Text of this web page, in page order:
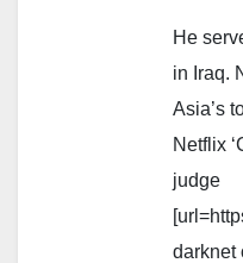
He
in Iraq.
Asia’s
Netflix
judge
darknet